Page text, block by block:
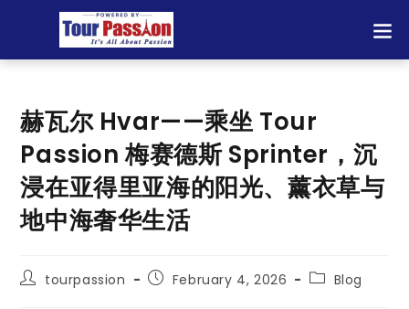
赫瓦尔 Hvar——乘坐 Tour
Passion 梅赛德斯 Sprinter，沉
浸在亚得里亚海的阳光、薰衣草与
地中海奢华生活
tourpassion February 4, 2026 Blog